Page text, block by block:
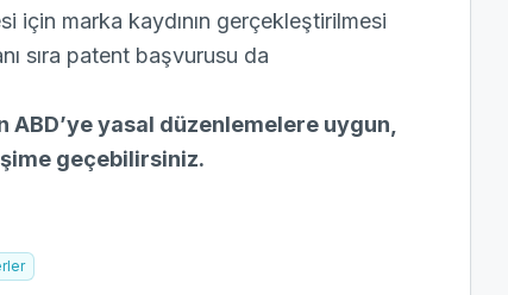
için marka kaydının gerçekleştirilmesi
sıra patent başvurusu da
yasal düzenlemelere uygun,
geçebilirsiniz.